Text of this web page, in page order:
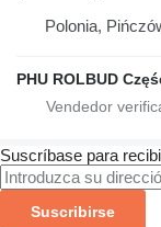
Polonia,
PHU ROLBUD
Suscríbase para
Suscribirse